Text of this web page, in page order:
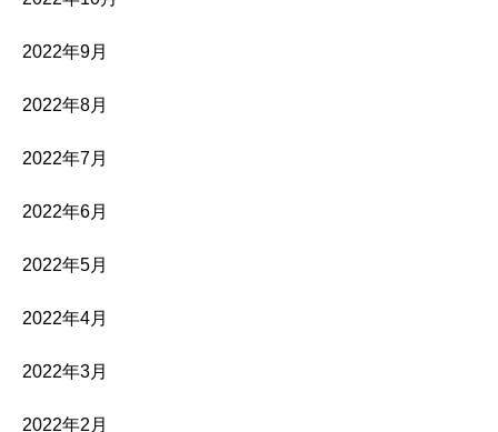
2022年9月
2022年8月
2022年7月
2022年6月
2022年5月
2022年4月
2022年3月
2022年2月